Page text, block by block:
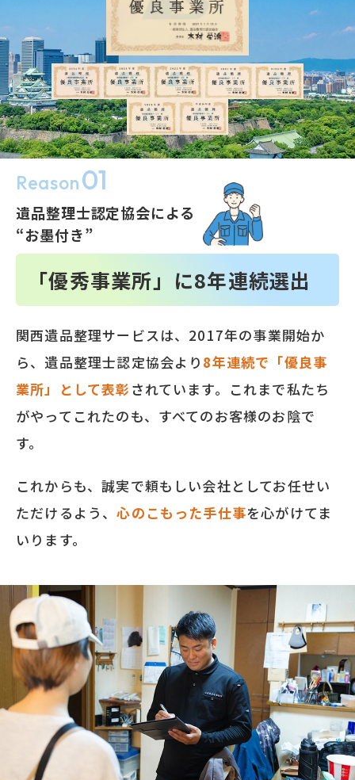
Reason01
遺品整理士認定協会による
“お墨付き”
「優秀事業所」に8年連続選出
関西遺品整理サービスは、2017年の事業開始か
ら、遺品整理士認定協会より 8年連続で「優良事
業所」として表彰 されています。これまで私たち
がやってこれたのも、すべてのお客様のお陰で
す。
これからも、誠実で頼もしい会社としてお任せい
ただけるよう、心のこもった手仕事を心がけてま
いります。